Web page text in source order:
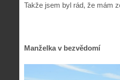
Takže jsem byl rád, že mám
Manželka v bezvědomí